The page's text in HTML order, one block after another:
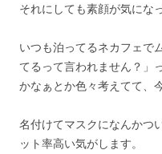
それにしても素顔が気にな
いつも泊ってるネカフェで
てるって言われません？」
かなぁとか色々考えてて、
名付けてマスクになんかつ
ット率高い気がします。